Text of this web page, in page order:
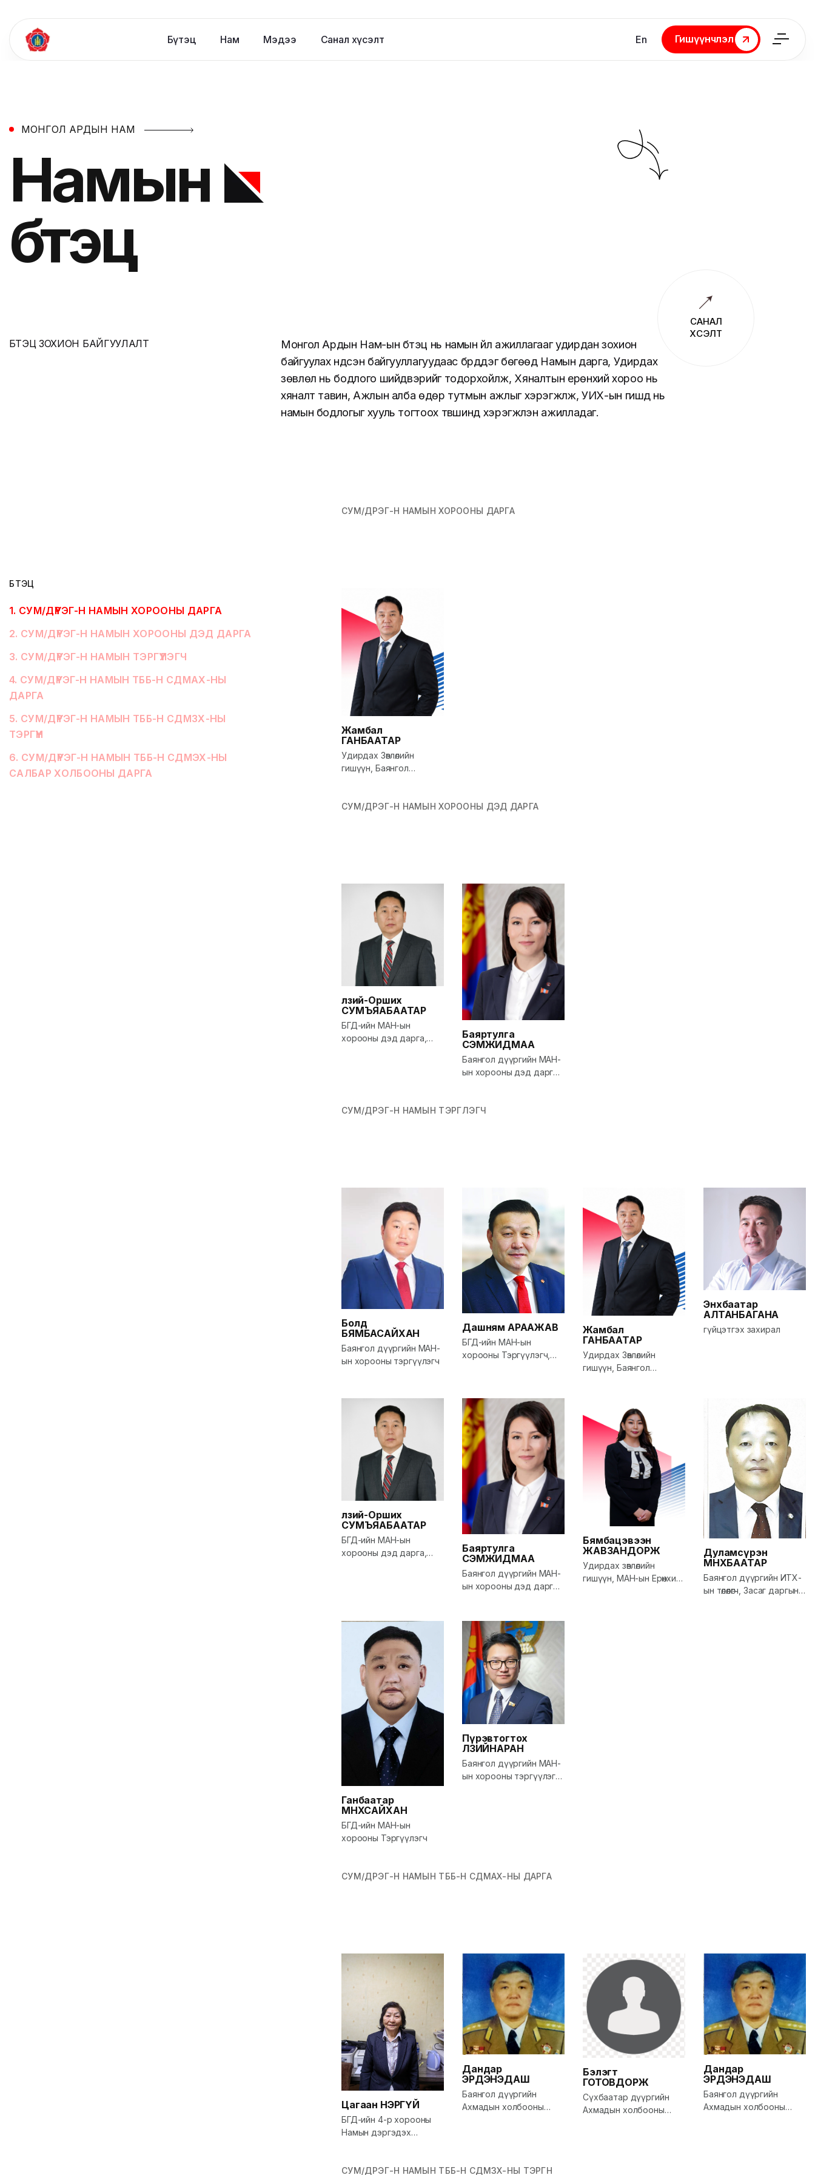
Бүтэц Нам Мэдээ Санал хүсэлт En
Гишүүнчлэл
Гишүүнчлэл
МОНГОЛ АРДЫН НАМ
Намын
бүтэц
БҮТЭЦ ЗОХИОН БАЙГУУЛАЛТ
Монгол Ардын Нам-ын бүтэц нь намын үйл ажиллагааг удирдан зохион
байгуулах үндсэн байгууллагуудаас бүрддэг бөгөөд Намын дарга, Удирдах
зөвлөл нь бодлого шийдвэрийг тодорхойлж, Хяналтын ерөнхий хороо нь
хяналт тавин, Ажлын алба өдөр тутмын ажлыг хэрэгжүүлж, УИХ-ын гишүүд нь
намын бодлогыг хууль тогтоох түвшинд хэрэгжүүлэн ажилладаг.
САНАЛ
ХҮСЭЛТ
БҮТЭЦ
1. СУМ/ДҮҮРЭГ-Н НАМЫН ХОРООНЫ ДАРГА
2. СУМ/ДҮҮРЭГ-Н НАМЫН ХОРООНЫ ДЭД ДАРГА
3. СУМ/ДҮҮРЭГ-Н НАМЫН ТЭРГҮҮЛЭГЧ
4. СУМ/ДҮҮРЭГ-Н НАМЫН ТББ-Н СДМАХ-НЫ
ДАРГА
5. СУМ/ДҮҮРЭГ-Н НАМЫН ТББ-Н СДМЗХ-НЫ
ТЭРГҮҮН
6. СУМ/ДҮҮРЭГ-Н НАМЫН ТББ-Н СДМЭХ-НЫ
САЛБАР ХОЛБООНЫ ДАРГА
СУМ/ДҮҮРЭГ-Н НАМЫН ХОРООНЫ ДАРГА
Жамбал
ГАНБААТАР
Удирдах Зөвлөлийн
гишүүн, Баянгол
Их Хурлын гишүүн
СУМ/ДҮҮРЭГ-Н НАМЫН ХОРООНЫ ДЭД ДАРГА
Өлзий-Орших
СУМЪЯАБААТАР
БГД-ийн МАН-ын
хорооны дэд дарга,
Баяртулга
СЭМЖИДМАА
Баянгол дүүргийн МАН-
ын хорооны дэд дарга,
СУМ/ДҮҮРЭГ-Н НАМЫН ТЭРГҮҮЛЭГЧ
Болд
БЯМБАСАЙХАН
Баянгол дүүргийн МАН-
ын хорооны тэргүүлэгч
Дашням АРААЖАВ
БГД-ийн МАН-ын
хорооны Тэргүүлэгч,
Жамбал
ГАНБААТАР
Удирдах Зөвлөлийн
гишүүн, Баянгол
Их Хурлын гишүүн
Энхбаатар
АЛТАНБАГАНА
гүйцэтгэх захирал
Өлзий-Орших
СУМЪЯАБААТАР
БГД-ийн МАН-ын
хорооны дэд дарга,
Баяртулга
СЭМЖИДМАА
Баянгол дүүргийн МАН-
ын хорооны дэд дарга,
Бямбацэвээн
ЖАВЗАНДОРЖ
Удирдах зөвлөлийн
гишүүн, МАН-ын Ерөнхий
Дуламсүрэн
МӨНХБААТАР
Баянгол дүүргийн ИТХ-
ын төлөөлөгч, Засаг даргын
Ганбаатар
МӨНХСАЙХАН
БГД-ийн МАН-ын
хорооны Тэргүүлэгч
Пүрэвтогтох
ӨЛЗИЙНАРАН
Баянгол дүүргийн МАН-
ын хорооны тэргүүлэгч,
СУМ/ДҮҮРЭГ-Н НАМЫН ТББ-Н СДМАХ-НЫ ДАРГА
Цагаан НЭРГҮЙ
БГД-ийн 4-р хорооны
Намын дэргэдэх
Дандар
ЭРДЭНЭДАШ
Баянгол дүүргийн
Ахмадын холбооны
Бэлэгт
ГОТОВДОРЖ
Сүхбаатар дүүргийн
Ахмадын холбооны
Дандар
ЭРДЭНЭДАШ
Баянгол дүүргийн
Ахмадын холбооны
СУМ/ДҮҮРЭГ-Н НАМЫН ТББ-Н СДМЗХ-НЫ ТЭРГҮҮН